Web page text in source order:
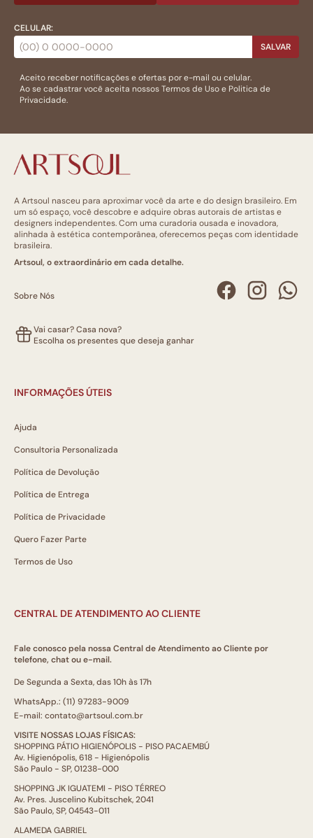
CELULAR:
SALVAR
Aceito receber notificações e ofertas por e-mail ou celular.
Ao se cadastrar você aceita nossosTermos de Usoe Politica de
Privacidade.
A Artsoul nasceu para aproximar você da arte e do design brasileiro. Em
um só espaço, você descobre e adquire obras autorais de artistas e
designers independentes. Com uma curadoria ousada e inovadora,
alinhada à estética contemporânea, oferecemos peças com identidade
brasileira.
Artsoul, o extraordinário em cada detalhe.
Sobre Nós
Vai casar? Casa nova?
Escolha os presentes que deseja ganhar
INFORMAÇÕES ÚTEIS
Ajuda
Consultoria Personalizada
Política de Devolução
Política de Entrega
Política de Privacidade
Quero Fazer Parte
Termos de Uso
CENTRAL DE ATENDIMENTO AO CLIENTE
Fale conosco pela nossa Central de Atendimento ao Cliente por
telefone, chat ou e-mail.
De Segunda a Sexta, das 10h às 17h
WhatsApp.: (11) 97283-9009
E-mail: contato@artsoul.com.br
VISITE NOSSAS LOJAS FÍSICAS:
SHOPPING PÁTIO HIGIENÓPOLIS - PISO PACAEMBÚ
Av. Higienópolis, 618 - Higienópolis
São Paulo - SP, 01238-000
SHOPPING JK IGUATEMI - PISO TÉRREO
Av. Pres. Juscelino Kubitschek, 2041
São Paulo, SP, 04543-011
ALAMEDA GABRIEL